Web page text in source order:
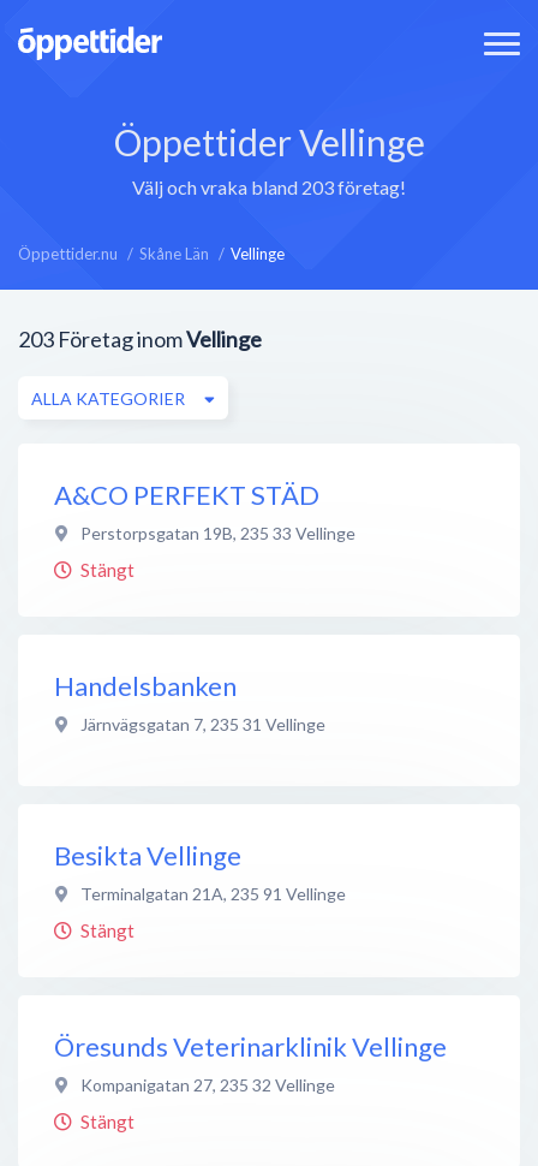
Öppettider Vellinge
Välj och vraka bland 203 företag!
Öppettider.nu Skåne Län Vellinge
203 Företag inomVellinge
ALLA KATEGORIER
A&CO PERFEKT STÄD
Perstorpsgatan 19B, 235 33 Vellinge
Stängt
Handelsbanken
Järnvägsgatan 7, 235 31 Vellinge
Besikta Vellinge
Terminalgatan 21A, 235 91 Vellinge
Stängt
Öresunds Veterinarklinik Vellinge
Kompanigatan 27, 235 32 Vellinge
Stängt